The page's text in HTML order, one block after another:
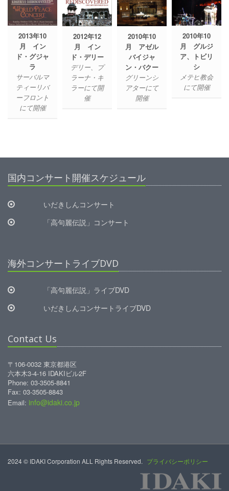
2013年10
月 イン
ド・グジャ
ラ
サーバルマ
ティーリバ
ーフロント
にて開催
2012年12
月 イン
ド・デリー
デリー、プ
ラーナ・キ
ラーにて開
催
2010年10
月 アゼル
バイジャ
ン・バクー
グリーンシ
アターにて
開催
2010年10
月 グルジ
ア、トビリ
シ
メテヒ教会
にて開催
国内コンサート開催スケジュール
いだきしんコンサート
「高句麗伝説」コンサート
海外コンサートライブDVD
「高句麗伝説」ライブDVD
いだきしんコンサートライブDVD
Contact Us
〒106-0032 東京都港区
六本木3-4-16 IDAKIビル2F
Phone: 03-3505-8841
Fax: 03-3505-8843
Email: info@idaki.co.jp
2024 © IDAKI Corporation ALL Rights Reserved. プライバシーポリシー